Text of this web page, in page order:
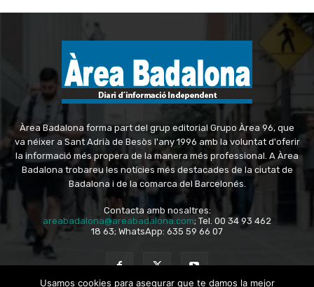
Àrea Badalona forma part del grup editorial Grupo Àrea 96, que
va néixer a Sant Adrià de Besòs l'any 1996 amb la voluntat d'oferir
la informació més propera de la manera més professional. A Àrea
Badalona trobareu les notícies més destacades de la ciutat de
Badalona i de la comarca del Barcelonés.
Contacta amb nosaltres:
areabadalona@areabadalona.com; Tel. 00 34 93 462
18 63; WhatsApp: 635 59 66 07
Usamos cookies para asegurar que te damos la mejor